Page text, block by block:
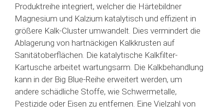
Produktreihe integriert, welcher die Härtebildner
Magnesium und Kalzium katalytisch und effizient in
größere Kalk-Cluster umwandelt. Dies vermindert die
Ablagerung von hartnäckigen Kalkkrusten auf
Sanitätoberflächen. Die katalytische Kalkfilter-
Kartusche arbeitet wartungsarm. Die Kalkbehandlung
kann in der Big Blue-Reihe erweitert werden, um
andere schädliche Stoffe, wie Schwermetalle,
Pestizide oder Eisen zu entfernen. Eine Vielzahl von